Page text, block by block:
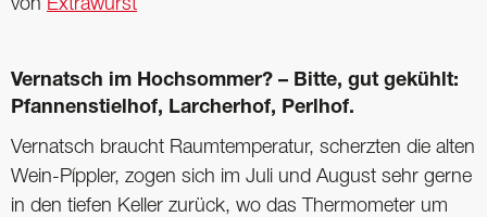
von Extrawurst
Vernatsch im Hochsommer? – Bitte, gut gekühlt:
Pfannenstielhof, Larcherhof, Perlhof.
Vernatsch braucht Raumtemperatur, scherzten die alten
Wein-Píppler, zogen sich im Juli und August sehr gerne
in den tiefen Keller zurück, wo das Thermometer um